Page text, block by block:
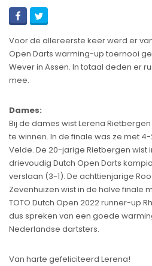
Voor de allereerste keer werd er
Open Darts warming-up toernooi
Wever in Assen. In totaal deden er
mee.
Dames:
Bij de dames wist Lerena
te winnen. In de finale was ze met
Velde. De 20-jarige Rietbergen wist
drievoudig Dutch Open Darts
verslaan (3-1). De achttienjarige
Zevenhuizen wist in de halve finale
TOTO Dutch Open 2022 runner-up
dus spreken van een goede
Nederlandse dartsters.
Van harte gefeliciteerd Lerena!